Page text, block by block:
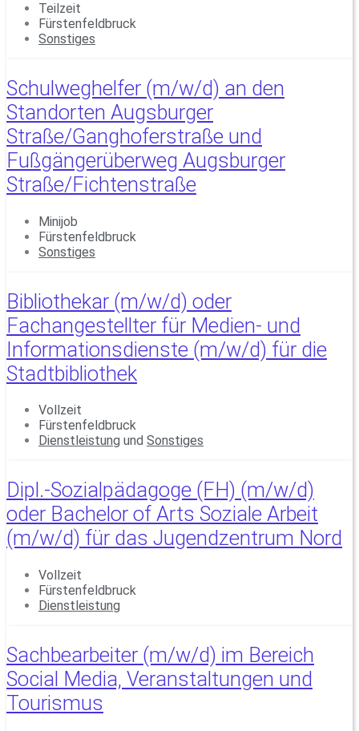
Teilzeit
Fürstenfeldbruck
Sonstiges
Schulweghelfer (m/w/d) an den
Standorten Augsburger
Straße/Ganghoferstraße und
Fußgängerüberweg Augsburger
Straße/Fichtenstraße
Minijob
Fürstenfeldbruck
Sonstiges
Bibliothekar (m/w/d) oder
Fachangestellter für Medien- und
Informationsdienste (m/w/d) für die
Stadtbibliothek
Vollzeit
Fürstenfeldbruck
Dienstleistung und Sonstiges
Dipl.-Sozialpädagoge (FH) (m/w/d)
oder Bachelor of Arts Soziale Arbeit
(m/w/d) für das Jugendzentrum Nord
Vollzeit
Fürstenfeldbruck
Dienstleistung
Sachbearbeiter (m/w/d) im Bereich
Social Media, Veranstaltungen und
Tourismus